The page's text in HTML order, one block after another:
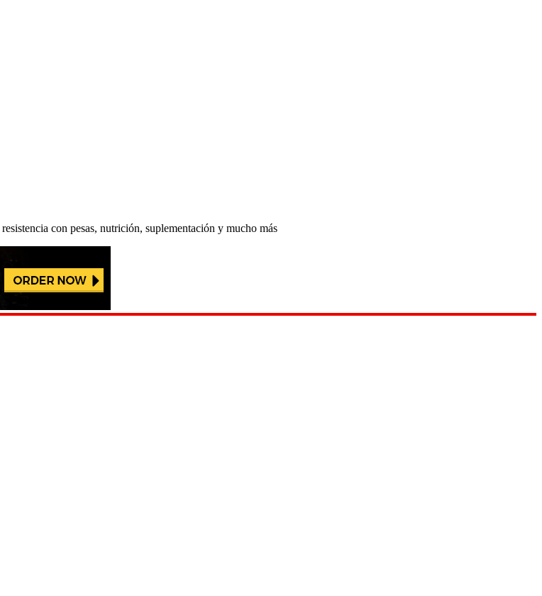
con pesas, nutrición, suplementación y mucho más